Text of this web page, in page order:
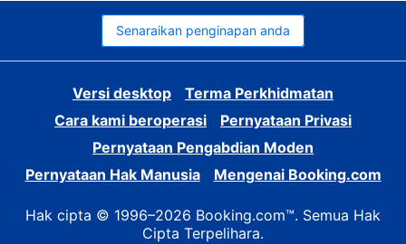
Senaraikan penginapan anda
Versi desktop
Terma Perkhidmatan
Cara kami beroperasi
Pernyataan Privasi
Pernyataan Pengabdian Moden
Pernyataan Hak Manusia
Mengenai Booking.com
Hak cipta © 1996–2026 Booking.com™. Semua Hak
Cipta Terpelihara.